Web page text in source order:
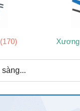
(170)